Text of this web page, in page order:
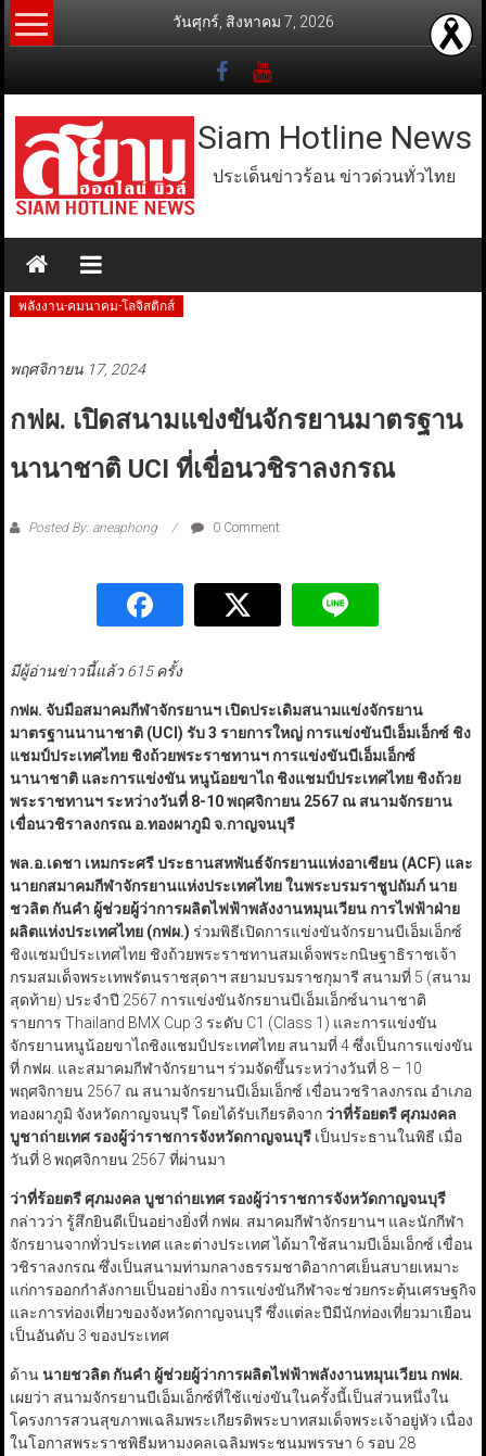
Skip
to
วันศุกร์, สิงหาคม 7, 2026
Siam Hotline News
ประเด็นข่าวร้อน ข่าวด่วนทั่วไทย
พลังงาน-คมนาคม-โลจิสติกส์
พฤศจิกายน 17, 2024
กฟผ. เปิดสนามแข่งขันจักรยานมาตรฐาน
นานาชาติ UCI ที่เขื่อนวชิราลงกรณ
Posted By: aneaphong 0 Comment
มีผู้อ่านข่าวนี้แล้ว 615 ครั้ง
กฟผ. จับมือสมาคมกีฬาจักรยานฯ เปิดประเดิมสนามแข่งจักรยาน
มาตรฐานนานาชาติ (UCI) รับ 3 รายการใหญ่ การแข่งขันบีเอ็มเอ็กซ์ ชิง
แชมป์ประเทศไทย ชิงถ้วยพระราชทานฯ การแข่งขันบีเอ็มเอ็กซ์
นานาชาติ และการแข่งขัน หนูน้อยขาไถ ชิงแชมป์ประเทศไทย ชิงถ้วย
พระราชทานฯ ระหว่างวันที่ 8-10 พฤศจิกายน 2567 ณ สนามจักรยาน
เขื่อนวชิราลงกรณ อ.ทองผาภูมิ จ.กาญจนบุรี
พล.อ.เดชา เหมกระศรี ประธานสหพันธ์จักรยานแห่งอาเซียน (ACF) และ
นายกสมาคมกีฬาจักรยานแห่งประเทศไทย ในพระบรมราชูปถัมภ์ นาย
ชวลิต กันคำ ผู้ช่วยผู้ว่าการผลิตไฟฟ้าพลังงานหมุนเวียน การไฟฟ้าฝ่าย
ผลิตแห่งประเทศไทย (กฟผ.) ร่วมพิธีเปิดการแข่งขันจักรยานบีเอ็มเอ็กซ์
ชิงแชมป์ประเทศไทย ชิงถ้วยพระราชทานสมเด็จพระกนิษฐาธิราชเจ้า
กรมสมเด็จพระเทพรัตนราชสุดาฯ สยามบรมราชกุมารี สนามที่ 5 (สนาม
สุดท้าย) ประจำปี 2567 การแข่งขันจักรยานบีเอ็มเอ็กซ์นานาชาติ
รายการ Thailand BMX Cup 3 ระดับ C1 (Class 1) และการแข่งขัน
จักรยานหนูน้อยขาไถชิงแชมป์ประเทศไทย สนามที่ 4 ซึ่งเป็นการแข่งขัน
ที่ กฟผ. และสมาคมกีฬาจักรยานฯ ร่วมจัดขึ้นระหว่างวันที่ 8 – 10
พฤศจิกายน 2567 ณ สนามจักรยานบีเอ็มเอ็กซ์ เขื่อนวชริาลงกรณ อำเภอ
ทองผาภูมิ จังหวัดกาญจนบุรี โดยได้รับเกียรติจากว่าที่ร้อยตรี ศุภมงคล
บูชาถ่ายเทศ รองผู้ว่าราชการจังหวัดกาญจนบุรีเป็นประธานในพิธี เมื่อ
วันที่ 8 พฤศจิกายน 2567 ที่ผ่านมา
ว่าที่ร้อยตรี ศุภมงคล บูชาถ่ายเทศ รองผู้ว่าราชการจังหวัดกาญจนบุรี
กล่าวว่า รู้สึกยินดีเป็นอย่างยิ่งที่ กฟผ. สมาคมกีฬาจักรยานฯ และนักกีฬา
จักรยานจากทั่วประเทศ และต่างประเทศ ได้มาใช้สนามบีเอ็มเอ็กซ์ เขื่อน
วชิราลงกรณ ซึ่งเป็นสนามท่ามกลางธรรมชาติอากาศเย็นสบายเหมาะ
แก่การออกกำลังกายเป็นอย่างยิ่ง การแข่งขันกีฬาจะช่วยกระตุ้นเศรษฐกิจ
และการท่องเที่ยวของจังหวัดกาญจนบุรี ซึ่งแต่ละปีมีนักท่องเที่ยวมาเยือน
เป็นอันดับ 3 ของประเทศ
ด้านนายชวลิต กันคำ ผู้ช่วยผู้ว่าการผลิตไฟฟ้าพลังงานหมุนเวียน กฟผ.
เผยว่า สนามจักรยานบีเอ็มเอ็กซ์ที่ใช้แข่งขันในครั้งนี้เป็นส่วนหนึ่งใน
โครงการสวนสุขภาพเฉลิมพระเกียรติพระบาทสมเด็จพระเจ้าอยู่หัว เนื่อง
ในโอกาสพระราชพิธีมหามงคลเฉลิมพระชนมพรรษา 6 รอบ 28